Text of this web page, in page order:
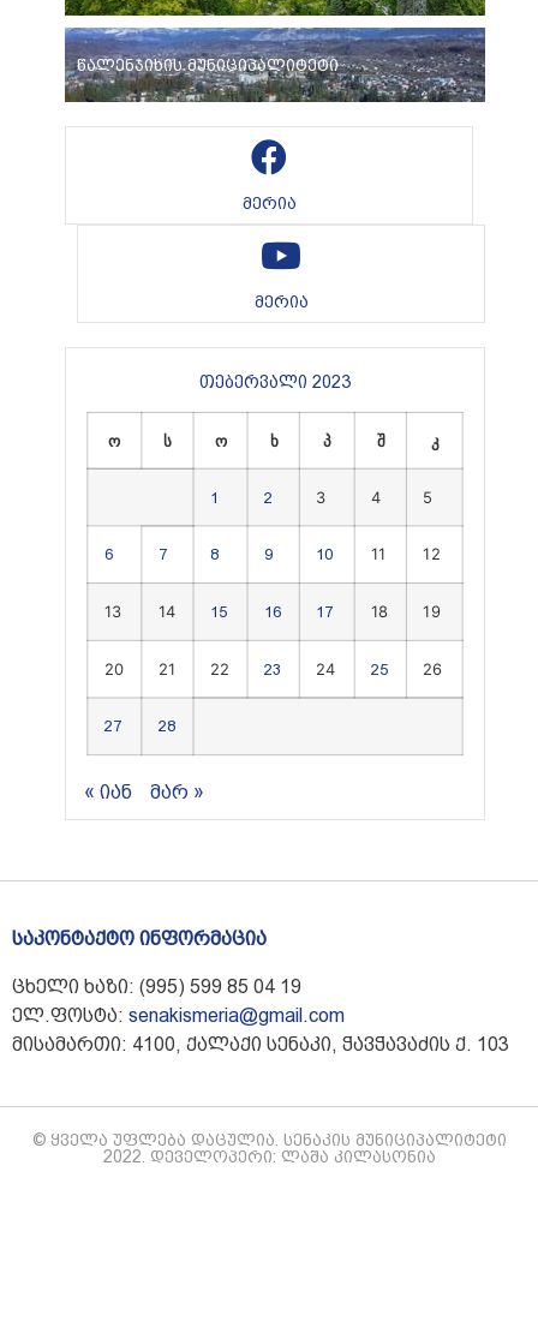
წალენჯიხის მუნიციპალიტეტი
მერია
მერია
თებერვალი 2023
ო ს ო ხ პ შ კ
1 2 3 4 5
6 7 8 9 10 11 12
13 14 15 16 17 18 19
20 21 22 23 24 25 26
27 28
« იან მარ »
საკონტაქტო ინფორმაცია
ცხელი ხაზი: (995) 599 85 04 19
ელ.ფოსტა: senakismeria@gmail.com
მისამართი: 4100, ქალაქი სენაკი, ჭავჭავაძის ქ. 103
© ყველა უფლება დაცულია. სენაკის მუნიციპალიტეტი
2022. დეველოპერი: ლაშა კილასონია